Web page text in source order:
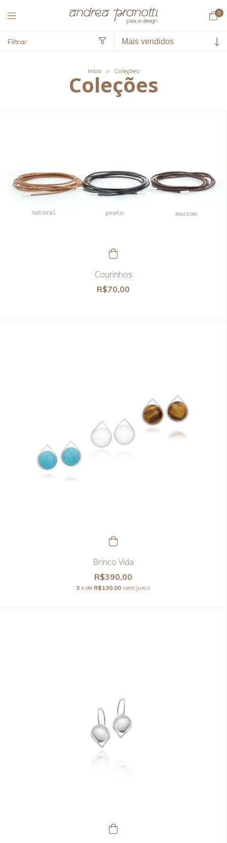
0
Filtrar
Início > Coleções
Coleções
Courinhos
R$70,00
Brinco Vida
R$390,00
3 x de R$130,00 sem juros